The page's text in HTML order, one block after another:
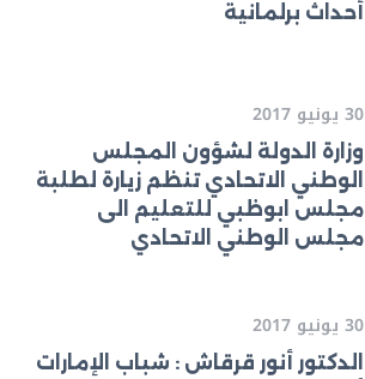
أحداث برلمانية
30 يونيو 2017
وزارة الدولة لشؤون المجلس
الوطني الاتحادي تنظم زيارة لطلبة
مجلس ابوظبي للتعليم الى
مجلس الوطني الاتحادي
30 يونيو 2017
الدكتور أنور قرقاش : شباب الإمارات